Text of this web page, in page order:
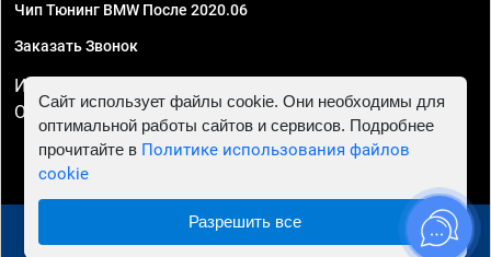
Чип Тюнинг BMW После 2020.06
Заказать Звонок
ИП Смирнов Георгий Павлович. ИНН 781302555843,
ОГРНИП 324470400032610
© 2010 - 2026 Чип тюнинг в Сочи - Автосервис "Евро
Сайт использует файлы cookie. Они необходимы для
оптимальной работы сайтов и сервисов. Подробнее
прочитайте в Политике использования файлов
cookie
Разрешить все